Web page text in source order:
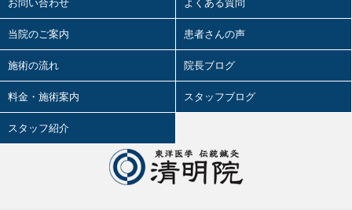
妊娠心腹脹満(にんしんしんぷくちょう
2026.07.06
鍼治療の臨床試験における標準化と柔
軟性を両立させるマニュアル⑫
お問い合わせ よくある質問
当院のご案内 患者さんの声
施術の流れ 院長ブログ
料金・施術案内 スタッフブログ
スタッフ紹介